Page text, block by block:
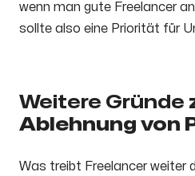
wenn man gute Freelancer
sollte also eine Priorität für
Weitere Gründe
Ablehnung von
Was treibt Freelancer weiter